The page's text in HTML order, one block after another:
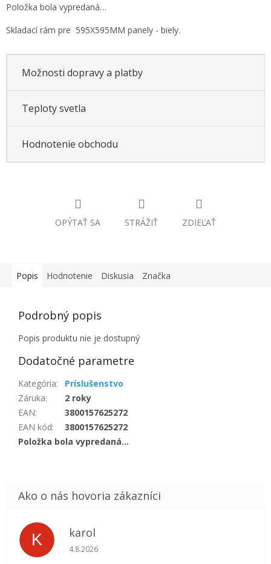
Položka bola vypredaná…
Skladací rám pre 595X595MM panely - biely.
Možnosti dopravy a platby
Teploty svetla
Hodnotenie obchodu
OPÝTAŤ SA STRÁŽIŤ ZDIEĽAŤ
Popis Hodnotenie Diskusia Značka
Podrobný popis
Popis produktu nie je dostupný
Dodatočné parametre
Kategória:
Príslušenstvo
Záruka:
2 roky
EAN:
3800157625272
EAN kód:
3800157625272
Položka bola vypredaná…
K karol
Hodnotenie obchodu je 5 z 5 hviezdičiek.
4.8.2026